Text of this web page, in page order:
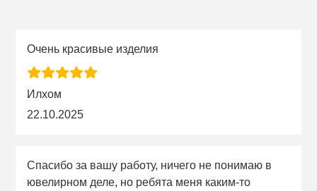
Очень красивые изделия
Илхом
22.10.2025
Спасибо за вашу работу, ничего не понимаю в
ювелирном деле, но ребята меня каким-то